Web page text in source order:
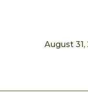
August 31,